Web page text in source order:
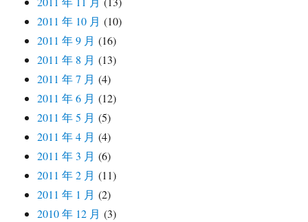
2011 年 10 月 (10)
2011 年 9 月 (16)
2011 年 8 月 (13)
2011 年 7 月 (4)
2011 年 6 月 (12)
2011 年 5 月 (5)
2011 年 4 月 (4)
2011 年 3 月 (6)
2011 年 2 月 (11)
2011 年 1 月 (2)
2010 年 12 月 (3)